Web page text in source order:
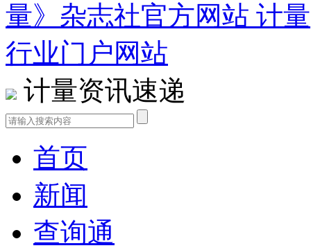
计量资讯速递
首页
新闻
查询通